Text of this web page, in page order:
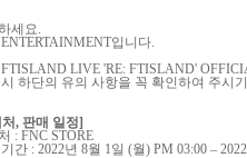
세요.
입니다.
FTISLAND LIVE 'RE: FTISLAND'
하단의 유의 사항을 꼭 확인하여 주시
, 판매 일정]
: FNC STORE
간 : 2022년 8월 1일 (월) PM 03:00 – 2022